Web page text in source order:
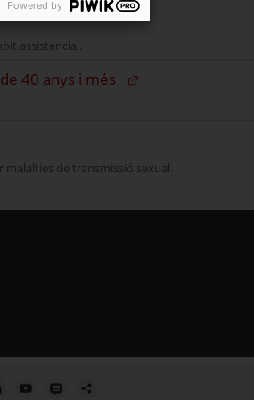
assistencial.
40 anys i més (Obre en una nova finestra)
de transmissió sexual.
nova finestra.
Powered by